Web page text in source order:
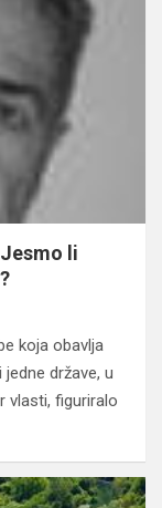
li
koja obavlja
države, u
vlasti, figuriralo